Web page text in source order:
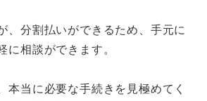
、分割払いができるため、手元に
に相談ができます。
本当に必要な手続きを見極めてく